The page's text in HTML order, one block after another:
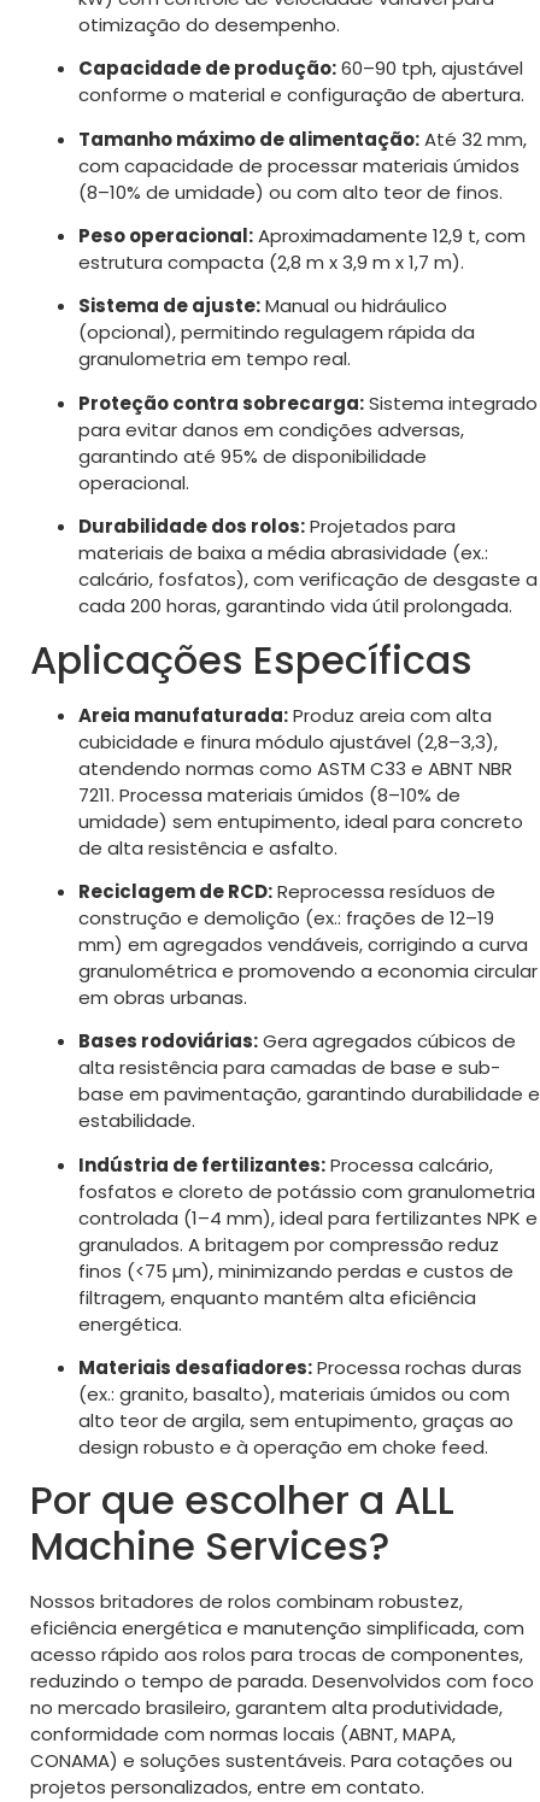
otimização do desempenho.
Capacidade de produção:60–90 tph, ajustável
conforme o material e configuração de abertura.
Tamanho máximo de alimentação:Até 32 mm,
com capacidade de processar materiais úmidos
(8–10% de umidade) ou com alto teor de finos.
Peso operacional:Aproximadamente 12,9 t, com
estrutura compacta (2,8 m x 3,9 m x 1,7 m).
Sistema de ajuste:Manual ou hidráulico
(opcional), permitindo regulagem rápida da
granulometria em tempo real.
Proteção contra sobrecarga:Sistema integrado
para evitar danos em condições adversas,
garantindo até 95% de disponibilidade
operacional.
Durabilidade dos rolos:Projetados para
materiais de baixa a média abrasividade (ex.:
calcário, fosfatos), com verificação de desgaste a
cada 200 horas, garantindo vida útil prolongada.
Aplicações Específicas
Areia manufaturada:Produz areia com alta
cubicidade e finura módulo ajustável (2,8–3,3),
atendendo normas como ASTM C33 e ABNT NBR
7211. Processa materiais úmidos (8–10% de
umidade) sem entupimento, ideal para concreto
de alta resistência e asfalto.
Reciclagem de RCD:Reprocessa resíduos de
construção e demolição (ex.: frações de 12–19
mm) em agregados vendáveis, corrigindo a curva
granulométrica e promovendo a economia circular
em obras urbanas.
Bases rodoviárias:Gera agregados cúbicos de
alta resistência para camadas de base e sub-
base em pavimentação, garantindo durabilidade e
estabilidade.
Indústria de fertilizantes:Processa calcário,
fosfatos e cloreto de potássio com granulometria
controlada (1–4 mm), ideal para fertilizantes NPK e
granulados. A britagem por compressão reduz
finos (<75 µm), minimizando perdas e custos de
filtragem, enquanto mantém alta eficiência
energética.
Materiais desafiadores:Processa rochas duras
(ex.: granito, basalto), materiais úmidos ou com
alto teor de argila, sem entupimento, graças ao
design robusto e à operação em choke feed.
Por que escolher a ALL
Machine Services?
Nossos britadores de rolos combinam robustez,
eficiência energética e manutenção simplificada, com
acesso rápido aos rolos para trocas de componentes,
reduzindo o tempo de parada. Desenvolvidos com foco
no mercado brasileiro, garantem alta produtividade,
conformidade com normas locais (ABNT, MAPA,
CONAMA) e soluções sustentáveis. Para cotações ou
projetos personalizados, entre em contato.